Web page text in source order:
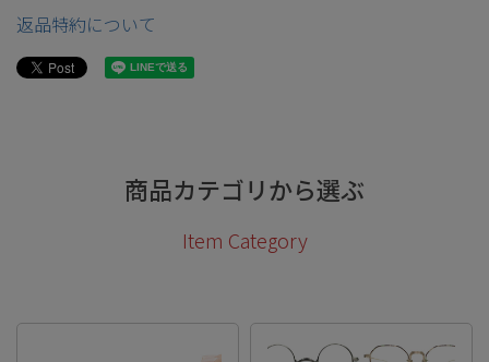
返品特約について
商品カテゴリから選ぶ
Item Category